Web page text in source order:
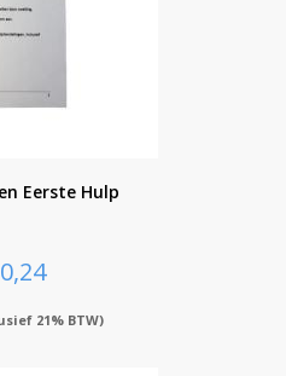
Eerste Hulp
0,24
21% BTW)